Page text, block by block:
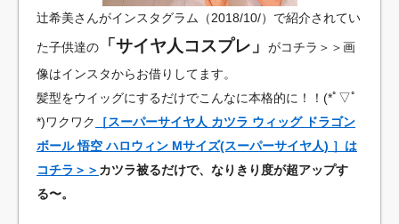
辻希美さんがインスタグラム（2018/10/）で紹介されてい
た子供達の 「サイヤ人コスプレ」
がコチラ＞＞画
像はインスタからお借りしてます。
髪型をウイッグにするだけでこんなに本格的に！！(*ﾟ▽ﾟ
*)ワクワク
［スーパーサイヤ人 カツラ ウィッグ ドラゴン
ボール 悟空 ハロウィン Mサイズ(スーパーサイヤ人) ］は
コチラ＞＞ カツラ被るだけで、なりきり度が超アップす
る〜。